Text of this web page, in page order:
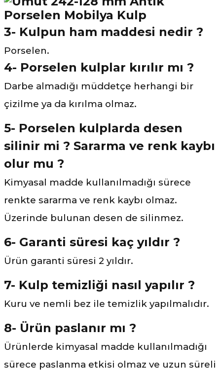
3- Kulpun ham maddesi nedir ?
Porselen.
4- Porselen kulplar kırılır mı ?
Darbe almadığı müddetçe herhangi bir
çizilme ya da kırılma olmaz.
5- Porselen kulplarda desen
silinir mi ? Sararma ve renk kaybı
olur mu ?
Kimyasal madde kullanılmadığı sürece
renkte sararma ve renk kaybı olmaz.
Üzerinde bulunan desen de silinmez.
6- Garanti süresi kaç yıldır ?
Ürün garanti süresi 2 yıldır.
7- Kulp temizliği nasıl yapılır ?
Kuru ve nemli bez ile temizlik yapılmalıdır.
8- Ürün paslanır mı ?
Ürünlerde kimyasal madde kullanılmadığı
sürece paslanma etkisi olmaz ve uzun süreli